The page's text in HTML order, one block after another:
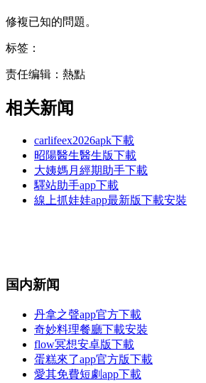
修複已知的問題。
标签：
责任编辑：熱點
相关新闻
carlifeex2026apk下載
昭陽醫生醫生版下載
大姨媽月經期助手下載
驛站助手app下載
線上抓娃娃app最新版下載安裝
国内新闻
丹拿之聲app官方下載
奇妙料理餐廳下載安裝
flow冥想安卓版下載
蛋糕來了app官方版下載
愛其免費短劇app下載